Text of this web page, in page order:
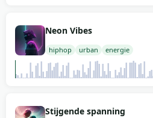
Neon Vibes
hiphop urban energie
Stijgende spanning